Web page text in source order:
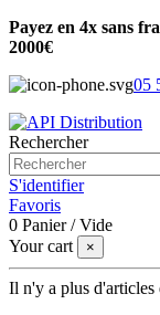
Payez en 4x sans
2000€
05
Rechercher
S'identifier
Favoris
0 Panier /Vide
Your cart
×
Il n'y a plus d'articles